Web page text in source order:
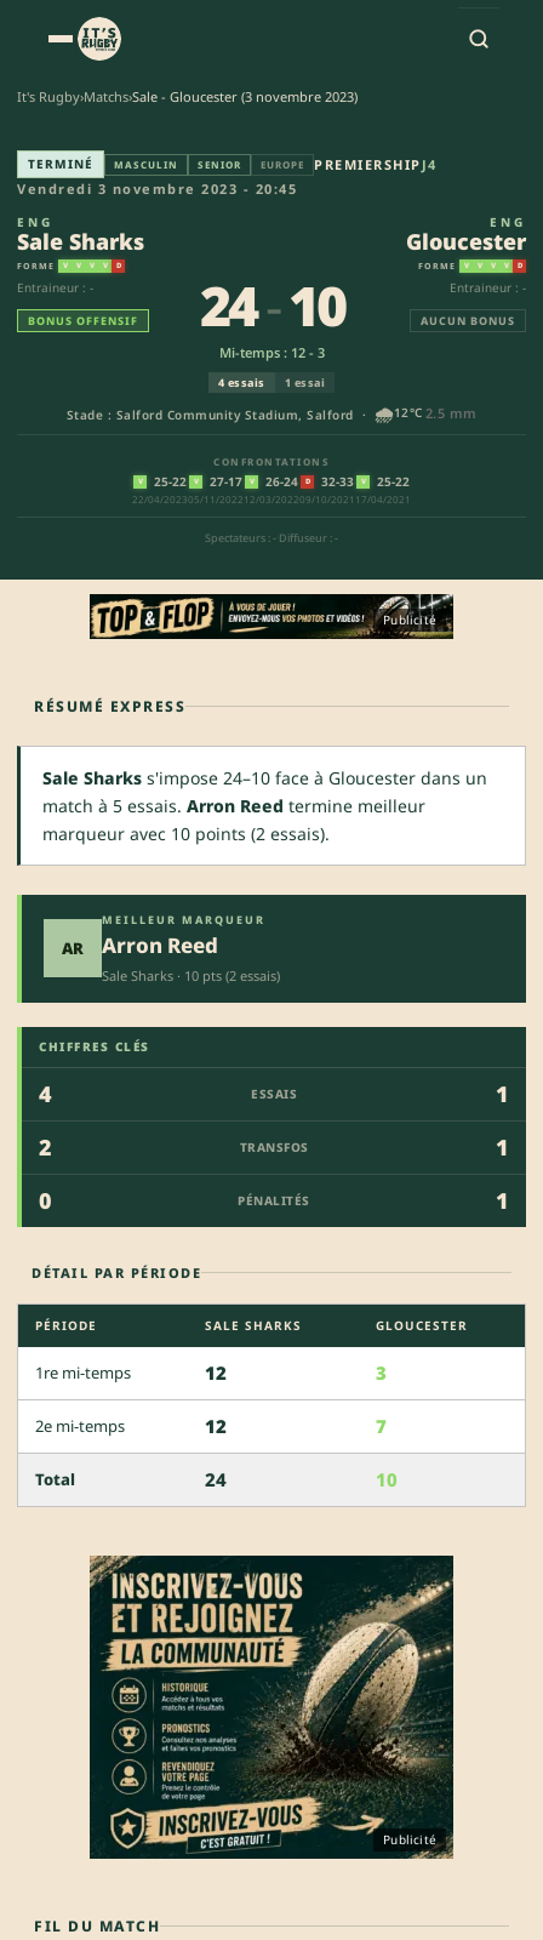
It's Rugby›Matchs›Sale - Gloucester (3 novembre 2023)
Sale Sharks - Gloucester (24-
TERMINÉ MASCULIN SENIOR EUROPE PREMIERSHIP J4
Vendredi 3 novembre 2023 - 20:45
ENG
Sale Sharks
FORME V V V V D
Entraineur : -
BONUS OFFENSIF
Stade : Salford Community Stadium, Salford · 🌧️12°C 2.5 mm
24-10
Mi-temps : 12 - 3
4 essais 1 essai
CONFRONTATIONS
V 25-22
22/04/2023
V 27-17
05/11/2022
V 26-24
12/03/2022
D 32-33
09/10/2021
V 25-22
17/04/2021
Spectateurs : - Diffuseur : -
ENG
Gloucester
FORME V V V V D
Entraineur : -
AUCUN BONUS
Publicité
RÉSUMÉ EXPRESS
Sale Sharks s'impose 24–10 face à Gloucester dans un
match à 5 essais. Arron Reed termine meilleur
marqueur avec 10 points (2 essais).
AR
MEILLEUR MARQUEUR
Arron Reed
Sale Sharks · 10 pts (2 essais)
CHIFFRES CLÉS
4 ESSAIS
1
2
TRANSFOS
1
0
PÉNALITÉS 1
DÉTAIL PAR PÉRIODE
PÉRIODE SALE SHARKS GLOUCESTER
1re mi-temps 12 3
2e mi-temps 12 7
Total 24 10
Publicité
FIL DU MATCH